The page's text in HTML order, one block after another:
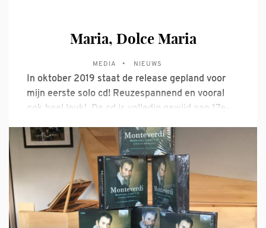
Sang: dramatiek, tederheid, geraffineerde
Maria, Dolce Maria
MEDIA NIEUWS
In oktober 2019 staat de release gepland voor
mijn eerste solo cd! Reuzespannend en vooral
ook heel leuk! De cd is volledig gewijd aan 17e-
en basso continuo en is het resultaat van mijn
zoektocht, onderzoekje of hoe je het dan ook zou